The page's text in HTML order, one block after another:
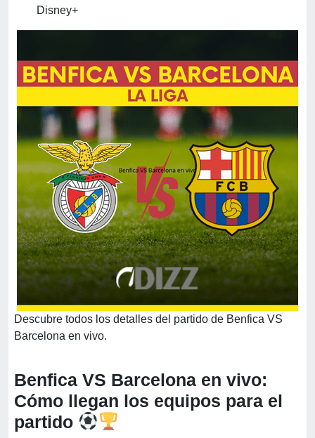
Disney+
Descubre todos los detalles del partido de Benfica VS
Barcelona en vivo.
Benfica VS Barcelona en vivo:
Cómo llegan los equipos para el
partido